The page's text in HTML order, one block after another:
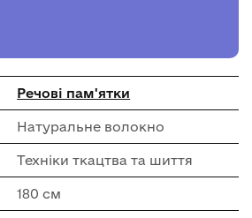
Речові пам'ятки
Натуральне волокно
Техніки ткацтва та шиття
180 см